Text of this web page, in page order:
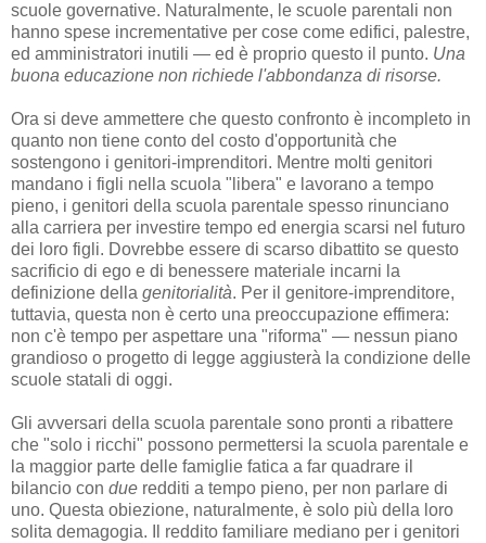
scuole governative. Naturalmente, le scuole parentali non
hanno spese incrementative per cose come edifici, palestre,
ed amministratori inutili — ed è proprio questo il punto. Una
buona educazione non richiede l'abbondanza di risorse.
Ora si deve ammettere che questo confronto è incompleto in
quanto non tiene conto del costo d'opportunità che
sostengono i genitori-imprenditori. Mentre molti genitori
mandano i figli nella scuola "libera" e lavorano a tempo
pieno, i genitori della scuola parentale spesso rinunciano
alla carriera per investire tempo ed energia scarsi nel futuro
dei loro figli. Dovrebbe essere di scarso dibattito se questo
sacrificio di ego e di benessere materiale incarni la
definizione della genitorialità. Per il genitore-imprenditore,
tuttavia, questa non è certo una preoccupazione effimera:
non c'è tempo per aspettare una "riforma" — nessun piano
grandioso o progetto di legge aggiusterà la condizione delle
scuole statali di oggi.
Gli avversari della scuola parentale sono pronti a ribattere
che "solo i ricchi" possono permettersi la scuola parentale e
la maggior parte delle famiglie fatica a far quadrare il
bilancio con due redditi a tempo pieno, per non parlare di
uno. Questa obiezione, naturalmente, è solo più della loro
solita demagogia. Il reddito familiare mediano per i genitori